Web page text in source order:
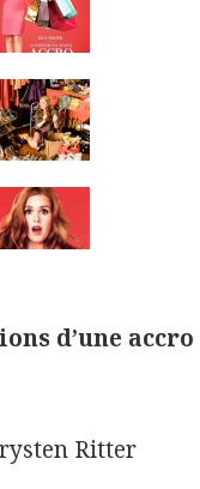
d’une
Ritter